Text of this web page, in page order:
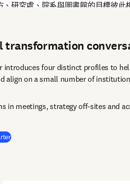
研究處、院系與圖書館的目標彼
introduces four distinct profiles to
align on a small number of
in meetings, strategy off-sites and
(